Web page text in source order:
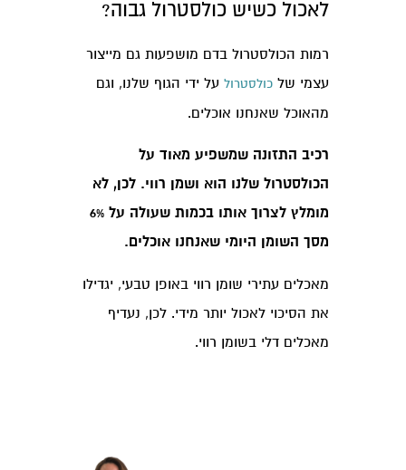
לאכול כשיש כולסטרול גבוה?
רמות הכולסטרול בדם מושפעות גם מייצור
עצמי שלכולסטרול על ידי הגוף שלנו, וגם
מהאוכל שאנחנו אוכלים.
רכיב התזונה שמשפיע מאוד על
הכולסטרול שלנו הוא ושמן רווי. לכן, לא
מומלץ לצרוך אותו בכמות שעולה על 6%
מסך השומן היומי שאנחנו אוכלים.
מאכלים עתירי שומן רווי באופן טבעי, יגדילו
את הסיכוי לאכול יותר מידי. לכן, נעדיף
מאכלים דלי בשומן רווי.